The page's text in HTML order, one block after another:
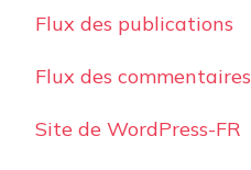
Flux des publications
Flux des commentaires
Site de WordPress-FR